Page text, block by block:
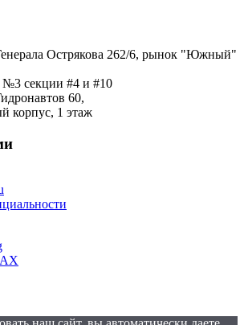
Острякова 262/6, рынок "Южный"
№3 секции #4 и #10
60,
1 этаж